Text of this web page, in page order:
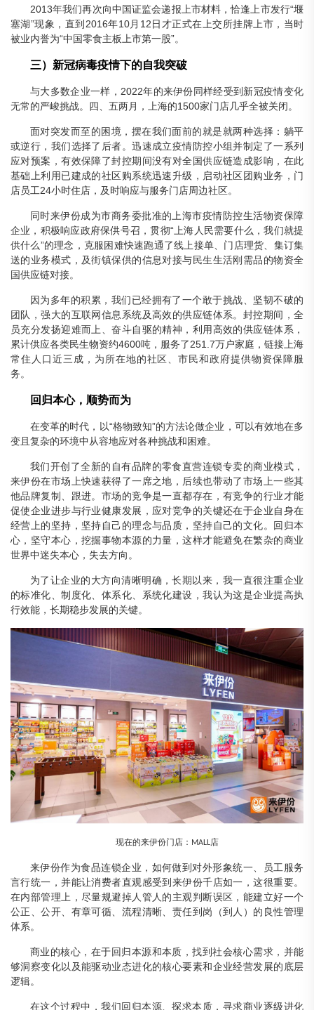
2013年我们再次向中国证监会递报上市材料，恰逢上市发行“堰
塞湖”现象，直到2016年10月12日才正式在上交所挂牌上市，当时
被业内誉为“中国零食主板上市第一股”。
三）新冠病毒疫情下的自我突破
与大多数企业一样，2022年的来伊份同样经受到新冠疫情变化
无常的严峻挑战。四、五两月，上海的1500家门店几乎全被关闭。
面对突发而至的困境，摆在我们面前的就是就两种选择：躺平
或逆行，我们选择了后者。迅速成立疫情防控小组并制定了一系列
应对预案，有效保障了封控期间没有对全国供应链造成影响，在此
基础上利用已建成的社区购系统迅速升级，启动社区团购业务，门
店员工24小时住店，及时响应与服务门店周边社区。
同时来伊份成为市商务委批准的上海市疫情防控生活物资保障
企业，积极响应政府保供号召，贯彻“上海人民需要什么，我们就提
供什么”的理念，克服困难快速跑通了线上接单、门店理货、集订集
送的业务模式，及街镇保供的信息对接与民生生活刚需品的物资全
国供应链对接。
因为多年的积累，我们已经拥有了一个敢于挑战、坚韧不破的
团队，强大的互联网信息系统及高效的供应链体系。封控期间，全
员充分发扬迎难而上、奋斗自驱的精神，利用高效的供应链体系，
累计供应各类民生物资约4600吨，服务了251.7万户家庭，链接上海
常住人口近三成，为所在地的社区、市民和政府提供物资保障服
务。
回归本心，顺势而为
在变革的时代，以“格物致知”的方法论做企业，可以有效地在多
变且复杂的环境中从容地应对各种挑战和困难。
我们开创了全新的自有品牌的零食直营连锁专卖的商业模式，
来伊份在市场上快速获得了一席之地，后续也带动了市场上一些其
他品牌复制、跟进。市场的竞争是一直都存在，有竞争的行业才能
促使企业进步与行业健康发展，应对竞争的关键还在于企业自身在
经营上的坚持，坚持自己的理念与品质，坚持自己的文化。回归本
心，坚守本心，挖掘事物本源的力量，这样才能避免在繁杂的商业
世界中迷失本心，失去方向。
为了让企业的大方向清晰明确，长期以来，我一直很注重企业
的标准化、制度化、体系化、系统化建设，我认为这是企业提高执
行效能，长期稳步发展的关键。
现在的来伊份门店： MALL店
来伊份作为食品连锁企业，如何做到对外形象统一、员工服务
言行统一，并能让消费者直观感受到来伊份千店如一，这很重要。
在内部管理上，尽量规避掉人管人的主观判断误区，能建立好一个
公正、公开、有章可循、流程清晰、责任到岗（到人）的良性管理
体系。
商业的核心，在于回归本源和本质，找到社会核心需求，并能
够洞察变化以及能驱动业态进化的核心要素和企业经营发展的底层
逻辑。
在这个过程中，我们回归本源、探求本质，寻求商业逐级进化